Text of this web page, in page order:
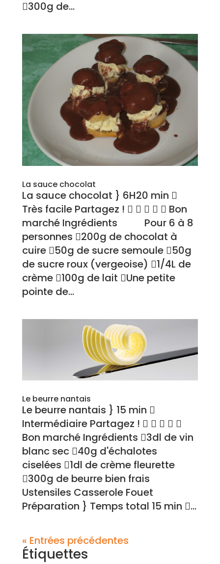
300g de...
La sauce chocolat
La sauce chocolat } 6H20 min 
Très facile Partagez !      Bon
marché Ingrédients Pour 6 à 8
personnes 200g de chocolat à
cuire 50g de sucre semoule 50g
de sucre roux (vergeoise) 1/4L de
crème 100g de lait Une petite
pointe de...
Le beurre nantais
Le beurre nantais } 15 min 
Intermédiaire Partagez !     
Bon marché Ingrédients 3dl de vin
blanc sec 40g d'échalotes
ciselées 1dl de crème fleurette
300g de beurre bien frais
Ustensiles Casserole Fouet
Préparation } Temps total 15 min ...
« Entrées précédentes
Étiquettes